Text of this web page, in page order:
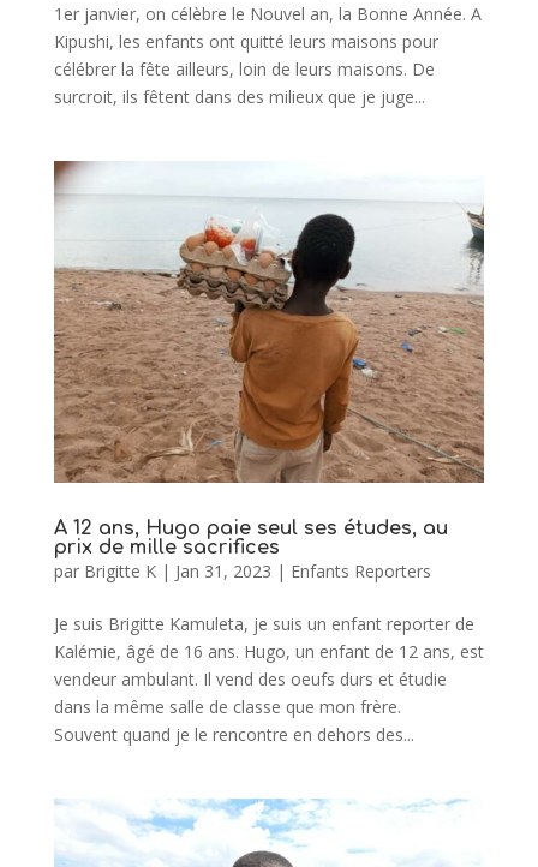
1er janvier, on célèbre le Nouvel an, la Bonne Année. A
Kipushi, les enfants ont quitté leurs maisons pour
célébrer la fête ailleurs, loin de leurs maisons. De
surcroit, ils fêtent dans des milieux que je juge...
A 12 ans, Hugo paie seul ses études, au
prix de mille sacrifices
par Brigitte K| Jan 31, 2023 | Enfants Reporters
Je suis Brigitte Kamuleta, je suis un enfant reporter de
Kalémie, âgé de 16 ans. Hugo, un enfant de 12 ans, est
vendeur ambulant. Il vend des oeufs durs et étudie
dans la même salle de classe que mon frère.
Souvent quand je le rencontre en dehors des...